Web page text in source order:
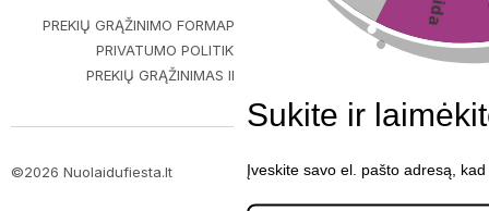
PREKIŲ GRĄŽINIMO FORMAPIRKIMO-PARDAVIMO TAISYKLĖS
PRIVATUMO POLITIKA
PREKIŲ PRISTATYMAS
PREKIŲ GRĄŽINIMAS IR GARANTIJA
©2026 Nuolaidufiesta.lt
Sukite ir
Įveskite savo el. pašto adresą,